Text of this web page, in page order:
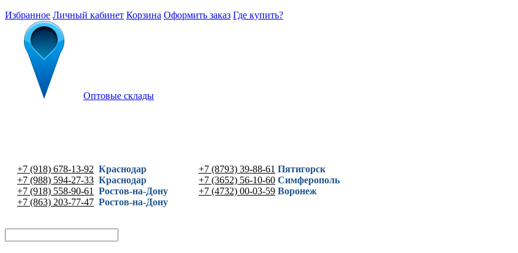
Избранное Личный кабинет Корзина Оформить заказ Где купить?
Оптовые склады
+7 (918) 678-13-92 Краснодар
+7 (988) 594-27-33 Краснодар
+7 (918) 558-90-61
Ростов-на-Дону
+7 (863) 203-77-47 Ростов-на-Дону
+7 (8793) 39-88-61 Пятигорск
+7 (3652) 56-10-60 Симферополь
+7 (4732) 00-03-59 Воронеж